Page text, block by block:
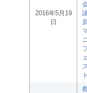
2016年5月19
日
員
ェ
ト